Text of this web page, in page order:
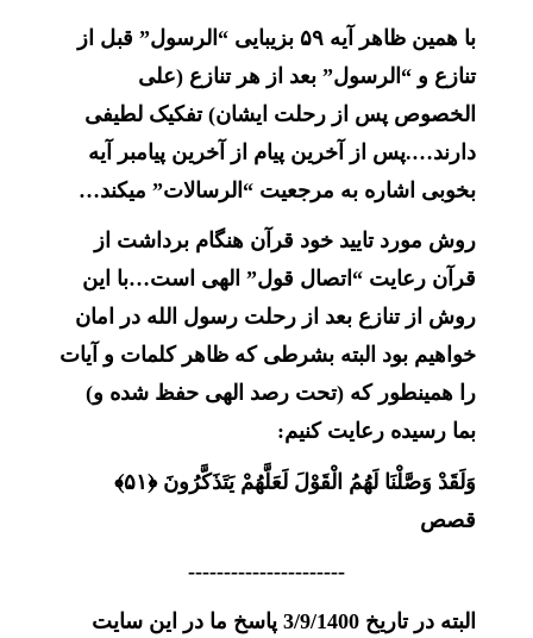
با همین ظاهر آیه ۵۹ بزیبایی “الرسول” قبل از
تنازع و “الرسول” بعد از هر تنازع (علی
الخصوص پس از رحلت ایشان) تفکیک لطیفی
دارند….پس از آخرین پیام از آخرین پیامبر آیه
بخوبی اشاره به مرجعیت “الرسالات” میکند…
روش مورد تایید خود قرآن هنگام برداشت از
قرآن رعایت “اتصال قول” الهی است…با این
روش از تنازع بعد از رحلت رسول الله در امان
خواهیم بود البته بشرطی که ظاهر کلمات و آیات
را همینطور که (تحت رصد الهی حفظ شده و)
بما رسیده رعایت کنیم:
وَلَقَدْ وَصَّلْنَا لَهُمُ الْقَوْلَ لَعَلَّهُمْ یَتَذَکَّرُونَ ﴿۵۱﴾
قصص
----------------------
البته در تاریخ 3/9/1400 پاسخ ما در این سایت